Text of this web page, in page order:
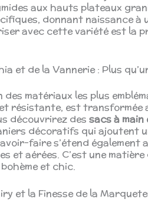
aux hauts plateaux
donnant naissance à
avec cette variété est la
et de la Vannerie : Plus
des matériaux les plus
résistante, est transformée
découvrirez des sacs à main
décoratifs qui ajoutent
faire s’étend
et aérées. C’est une
et chic.
et la Finesse de la